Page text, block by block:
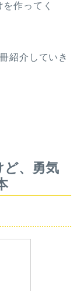
作ってく
紹介していき
ど、勇気